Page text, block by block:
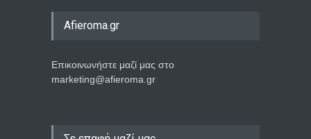
Afieroma.gr
Επικοινωνήστε μαζί μας στο
marketing@afieroma.gr